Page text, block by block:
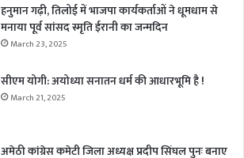
हनुमान गढ़ी, तिलोई में भाजपा कार्यकर्ताओं ने धूमधाम से
मनाया पूर्व सांसद स्मृति ईरानी का जन्मदिन
March 23, 2025
सीएम योगी: अयोध्या सनातन धर्म की आधारभूमि है !
March 21, 2025
अमेठी कांग्रेस कमेटी जिला अध्यक्ष प्रदीप सिंघल पुनः बनाए